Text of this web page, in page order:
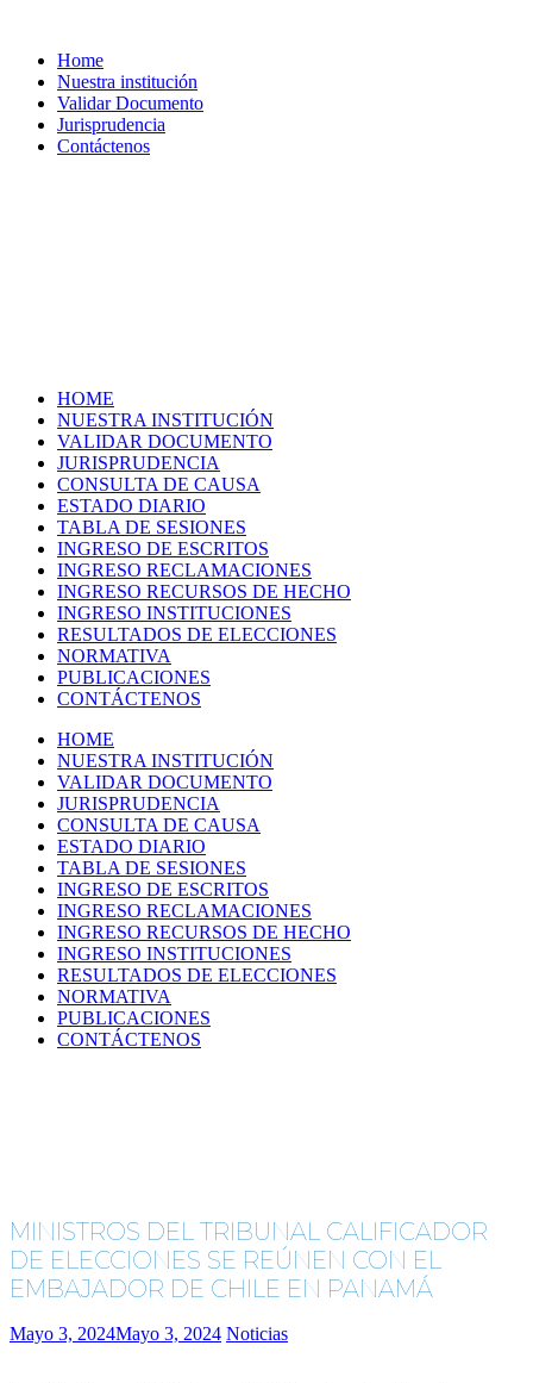
Home
Nuestra institución
Validar Documento
Jurisprudencia
Contáctenos
HOME
NUESTRA INSTITUCIÓN
VALIDAR DOCUMENTO
JURISPRUDENCIA
CONSULTA DE CAUSA
ESTADO DIARIO
TABLA DE SESIONES
INGRESO DE ESCRITOS
INGRESO RECLAMACIONES
INGRESO RECURSOS DE HECHO
INGRESO INSTITUCIONES
RESULTADOS DE ELECCIONES
NORMATIVA
PUBLICACIONES
CONTÁCTENOS
HOME
NUESTRA INSTITUCIÓN
VALIDAR DOCUMENTO
JURISPRUDENCIA
CONSULTA DE CAUSA
ESTADO DIARIO
TABLA DE SESIONES
INGRESO DE ESCRITOS
INGRESO RECLAMACIONES
INGRESO RECURSOS DE HECHO
INGRESO INSTITUCIONES
RESULTADOS DE ELECCIONES
NORMATIVA
PUBLICACIONES
CONTÁCTENOS
MINISTROS DEL TRIBUNAL CALIFICADOR
DE ELECCIONES SE REÚNEN CON EL
EMBAJADOR DE CHILE EN PANAMÁ
Mayo 3, 2024Mayo 3, 2024 Noticias